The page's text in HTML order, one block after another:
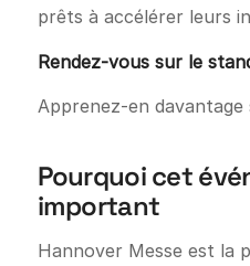
prêts à accélérer leurs
Rendez-vous sur le
Apprenez-en
Pourquoi cet
important
Hannover Messe est la